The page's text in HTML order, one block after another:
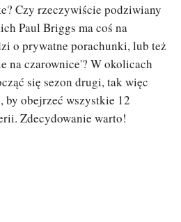
Czy rzeczywiście podziwiany
Paul Briggs ma coś na
o prywatne porachunki, lub też
na czarownice'? W okolicach
się sezon drugi, tak więc
by obejrzeć wszystkie 12
Zdecydowanie warto!